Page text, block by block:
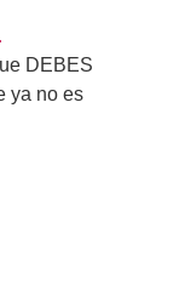
DEBES
ya no es